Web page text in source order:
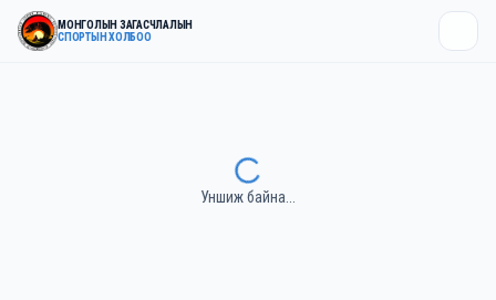
МОНГОЛЫН ЗАГАСЧЛАЛЫН
СПОРТЫН ХОЛБОО
Уншиж байна...